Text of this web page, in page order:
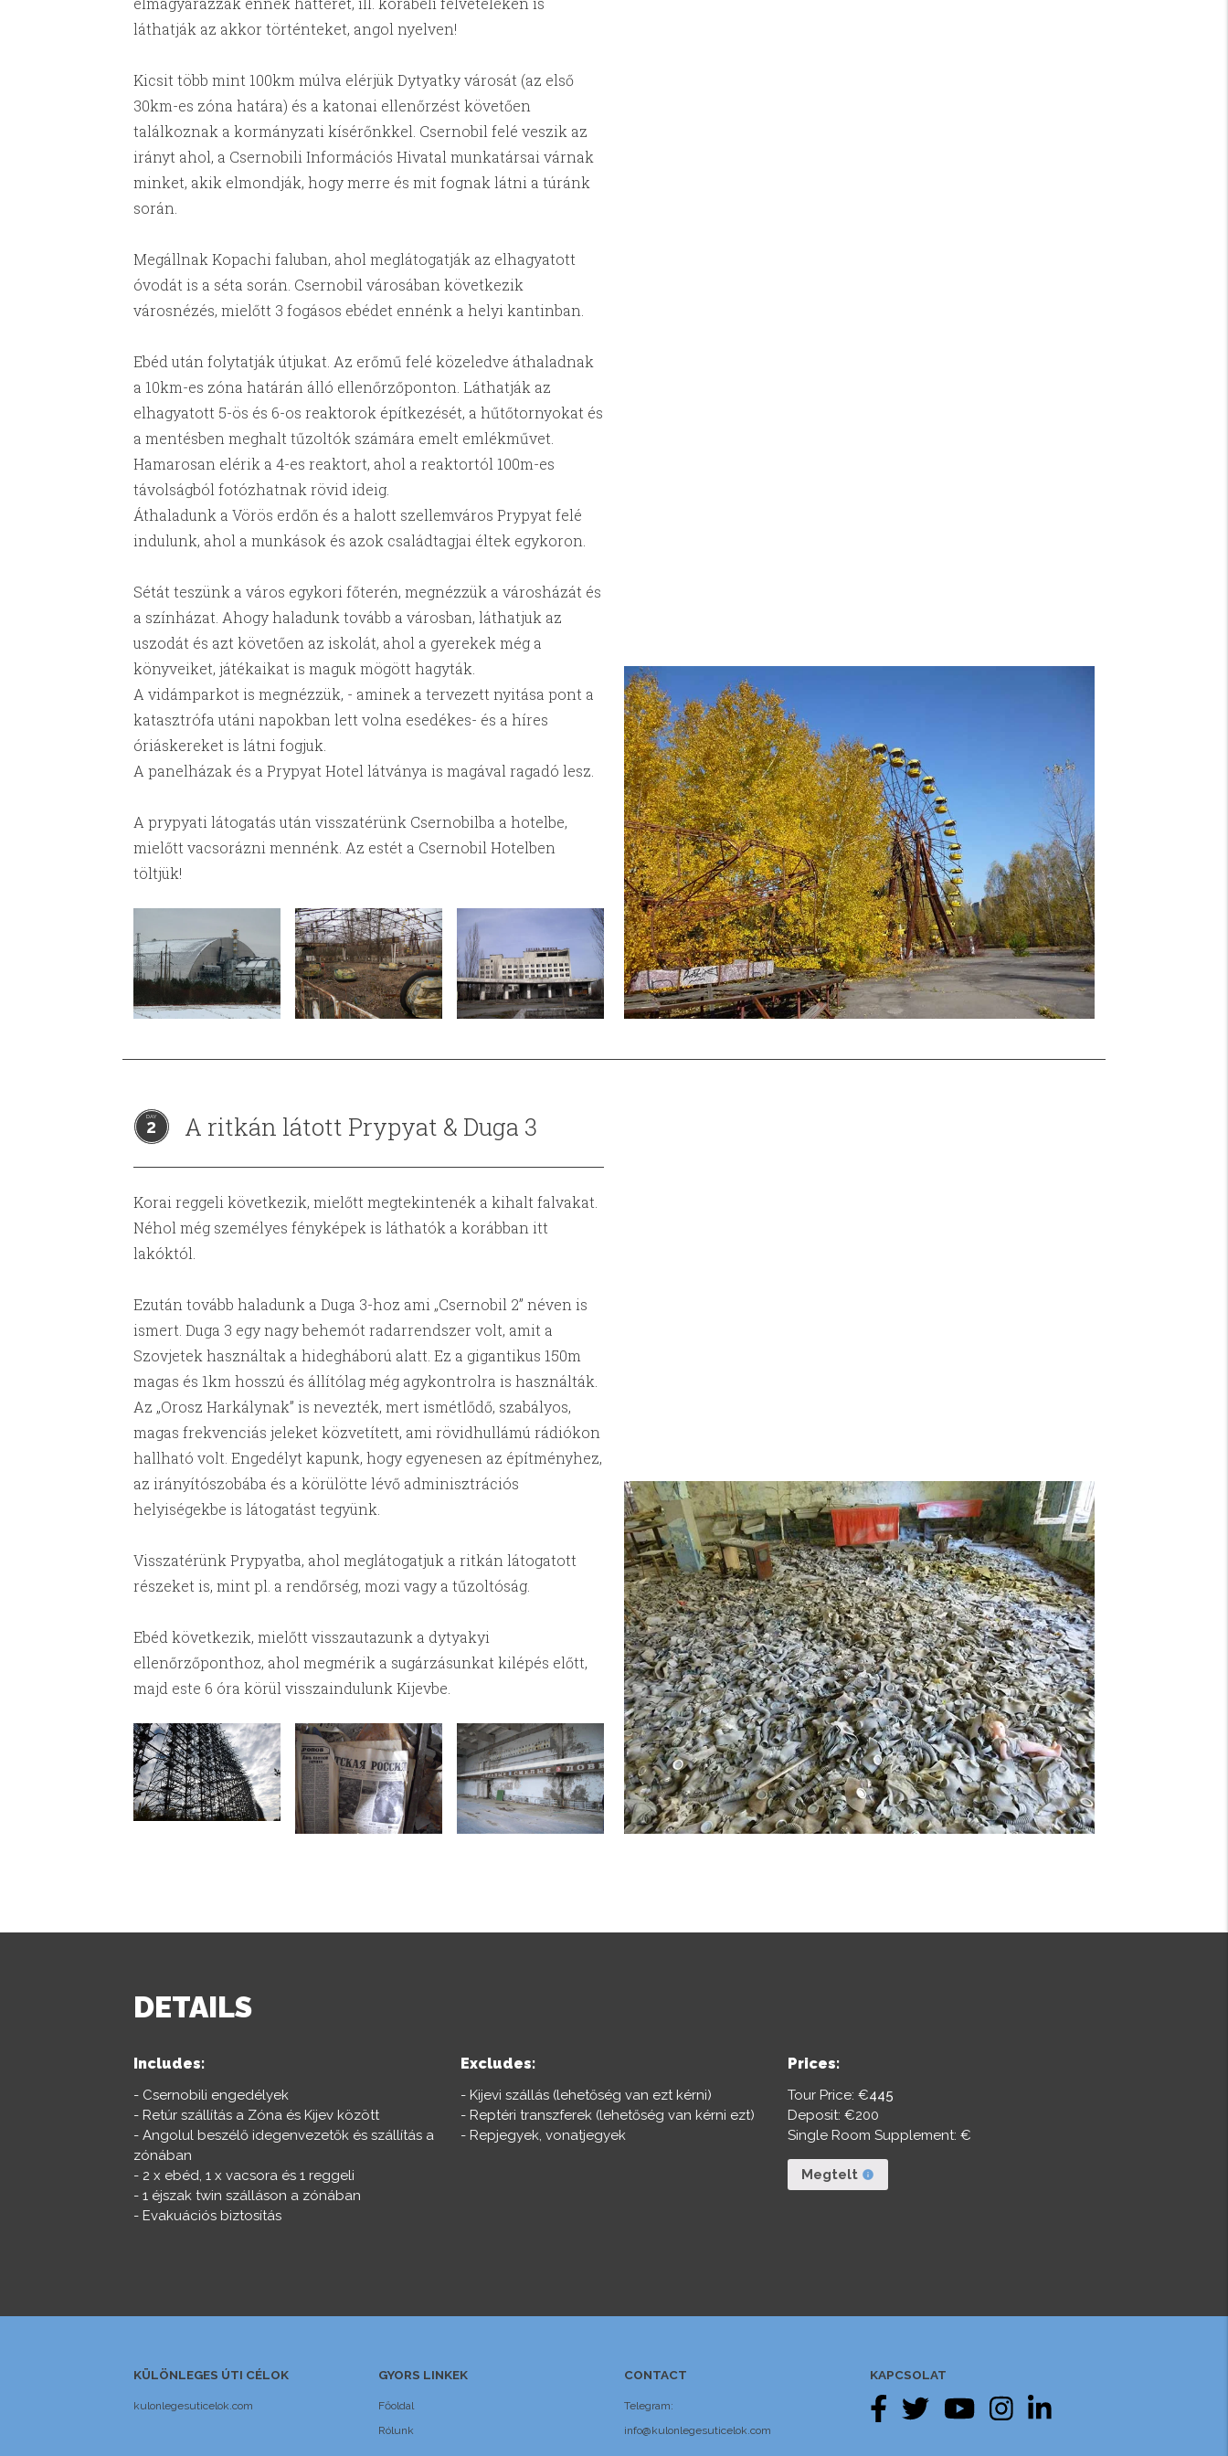
láthatják az akkor történteket, angol nyelven!
Kicsit több mint 100km múlva elérjük Dytyatky városát (az első
30km-es zóna határa) és a katonai ellenőrzést követően
találkoznak a kormányzati kísérőnkkel. Csernobil felé veszik az
irányt ahol, a Csernobili Információs Hivatal munkatársai várnak
minket, akik elmondják, hogy merre és mit fognak látni a túránk
során.
Megállnak Kopachi faluban, ahol meglátogatják az elhagyatott
óvodát is a séta során. Csernobil városában következik
városnézés, mielőtt 3 fogásos ebédet ennénk a helyi kantinban.
Ebéd után folytatják útjukat. Az erőmű felé közeledve áthaladnak
a 10km-es zóna határán álló ellenőrzőponton. Láthatják az
elhagyatott 5-ös és 6-os reaktorok építkezését, a hűtőtornyokat és
a mentésben meghalt tűzoltók számára emelt emlékművet.
Hamarosan elérik a 4-es reaktort, ahol a reaktortól 100m-es
távolságból fotózhatnak rövid ideig.
Áthaladunk a Vörös erdőn és a halott szellemváros Prypyat felé
indulunk, ahol a munkások és azok családtagjai éltek egykoron.
Sétát teszünk a város egykori főterén, megnézzük a városházát és
a színházat. Ahogy haladunk tovább a városban, láthatjuk az
uszodát és azt követően az iskolát, ahol a gyerekek még a
könyveiket, játékaikat is maguk mögött hagyták.
A vidámparkot is megnézzük, - aminek a tervezett nyitása pont a
katasztrófa utáni napokban lett volna esedékes- és a híres
óriáskereket is látni fogjuk.
A panelházak és a Prypyat Hotel látványa is magával ragadó lesz.
A prypyati látogatás után visszatérünk Csernobilba a hotelbe,
mielőtt vacsorázni mennénk. Az estét a Csernobil Hotelben
töltjük!
2 A ritkán látott Prypyat & Duga 3
Korai reggeli következik, mielőtt megtekintenék a kihalt falvakat.
Néhol még személyes fényképek is láthatók a korábban itt
lakóktól.
Ezután tovább haladunk a Duga 3-hoz ami „Csernobil 2” néven is
ismert. Duga 3 egy nagy behemót radarrendszer volt, amit a
Szovjetek használtak a hidegháború alatt. Ez a gigantikus 150m
magas és 1km hosszú és állítólag még agykontrolra is használták.
Az „Orosz Harkálynak” is nevezték, mert ismétlődő, szabályos,
magas frekvenciás jeleket közvetített, ami rövidhullámú rádiókon
hallható volt. Engedélyt kapunk, hogy egyenesen az építményhez,
az irányítószobába és a körülötte lévő adminisztrációs
helyiségekbe is látogatást tegyünk.
Visszatérünk Prypyatba, ahol meglátogatjuk a ritkán látogatott
részeket is, mint pl. a rendőrség, mozi vagy a tűzoltóság.
Ebéd következik, mielőtt visszautazunk a dytyakyi
ellenőrzőponthoz, ahol megmérik a sugárzásunkat kilépés előtt,
majd este 6 óra körül visszaindulunk Kijevbe.
DETAILS
Includes:
- Csernobili engedélyek
- Retúr szállítás a Zóna és Kijev között
- Angolul beszélő idegenvezetők és szállítás a
zónában
- 2 x ebéd, 1 x vacsora és 1 reggeli
- 1 éjszak twin szálláson a zónában
- Evakuációs biztosítás
Excludes:
- Kijevi szállás (lehetőség van ezt kérni)
- Reptéri transzferek (lehetőség van kérni ezt)
- Repjegyek, vonatjegyek
Prices:
Tour Price: €445
Deposit: €200
Single Room Supplement: €
Megtelt info
KÜLÖNLEGES ÚTI CÉLOK
kulonlegesuticelok.com
GYORS LINKEK
Főoldal
Rólunk
CONTACT
Telegram:
info@kulonlegesuticelok.com
KAPCSOLAT